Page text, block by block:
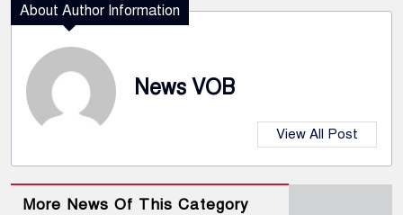
About Author Information
News VOB
View All Post
More News Of This Category